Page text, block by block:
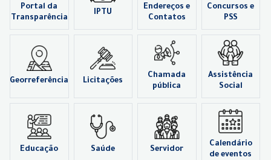
Portal da
Transparência
IPTU
Endereços e
Contatos
Concursos e
PSS
Georreferência Licitações
Chamada
pública
Assistência
Social
Educação Saúde Servidor
Calendário
de eventos